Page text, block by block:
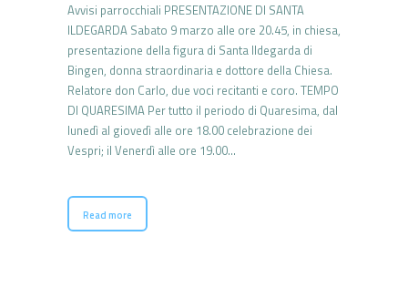
Avvisi parrocchiali PRESENTAZIONE DI SANTA
ILDEGARDA Sabato 9 marzo alle ore 20.45, in chiesa,
presentazione della figura di Santa Ildegarda di
Bingen, donna straordinaria e dottore della Chiesa.
Relatore don Carlo, due voci recitanti e coro. TEMPO
DI QUARESIMA Per tutto il periodo di Quaresima, dal
lunedì al giovedì alle ore 18.00 celebrazione dei
Vespri; il Venerdì alle ore 19.00…
Read more